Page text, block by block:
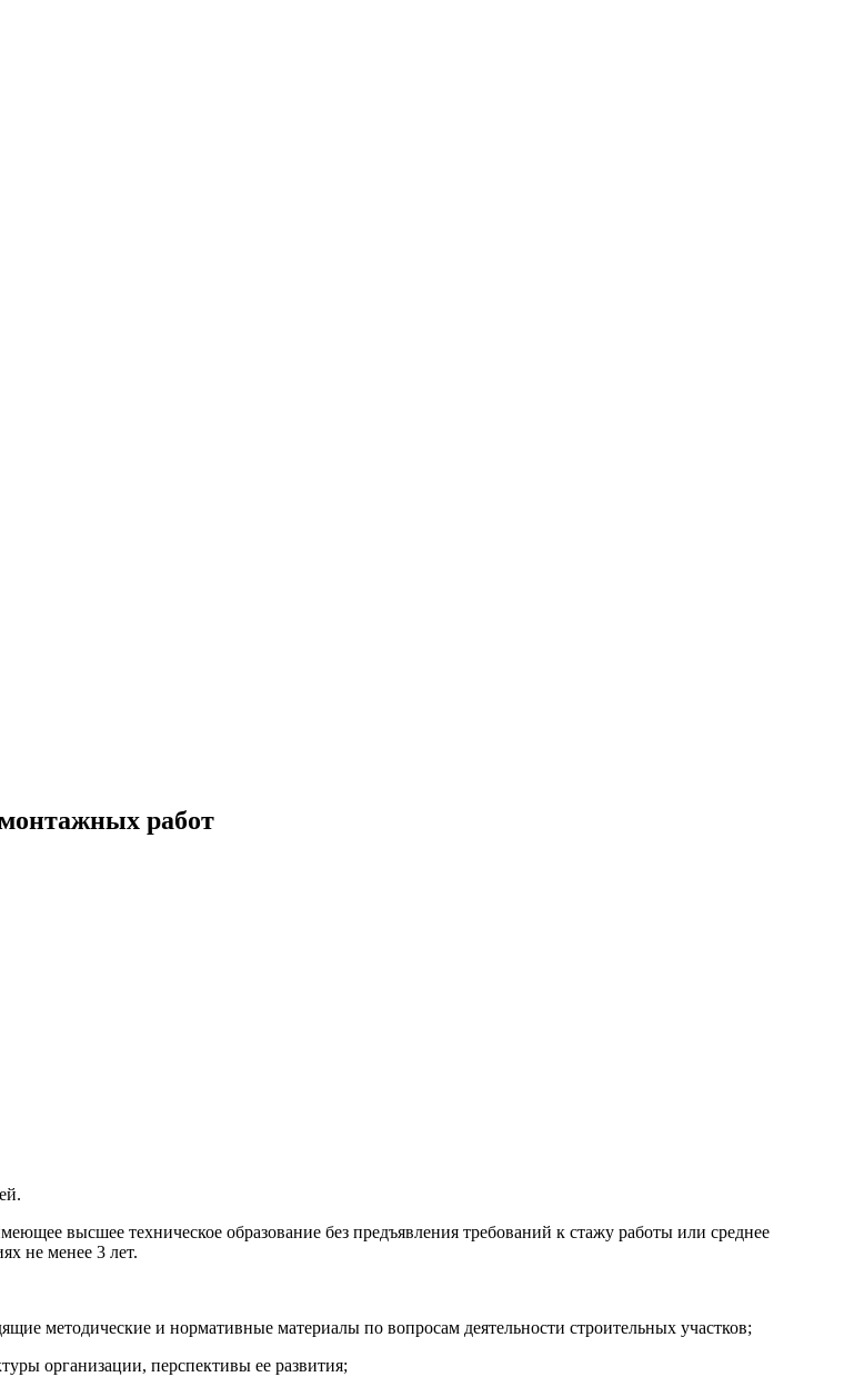
работ
высшее техническое образование без предъявления требований к стажу работы или среднее
не менее 3 лет.
методические и нормативные материалы по вопросам деятельности строительных участков;
организации, перспективы ее развития;